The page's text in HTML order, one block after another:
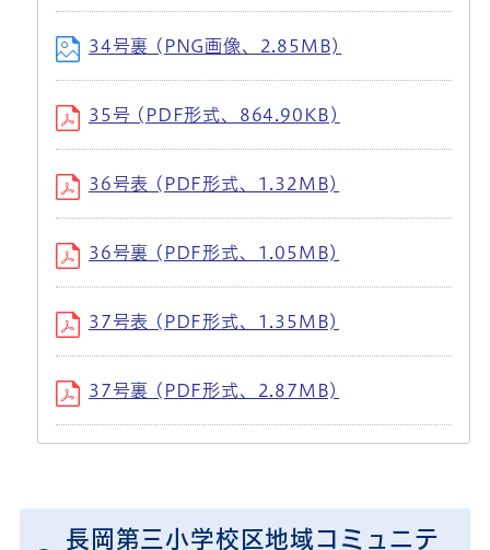
34号裏 (PNG画像、2.85MB)
35号 (PDF形式、864.90KB)
36号表 (PDF形式、1.32MB)
36号裏 (PDF形式、1.05MB)
37号表 (PDF形式、1.35MB)
37号裏 (PDF形式、2.87MB)
長岡第三小学校区地域コミュニテ